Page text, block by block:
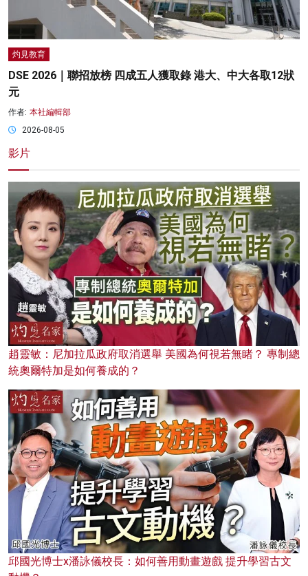
灼見教育
DSE 2026｜聯招放榜 四成五人獲取錄 港大、中大各取12狀
元
作者: 本社編輯部
2026-08-05
影片
趙靈敏：尼加拉瓜政府取消選舉 美國為何視若無睹？ 專制總
統奧爾特加是如何養成的？
邱國光博士x潘詠儀校長：如何善用動畫遊戲 提升學習古文